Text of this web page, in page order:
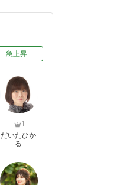
急上昇
1
だいたひか
る